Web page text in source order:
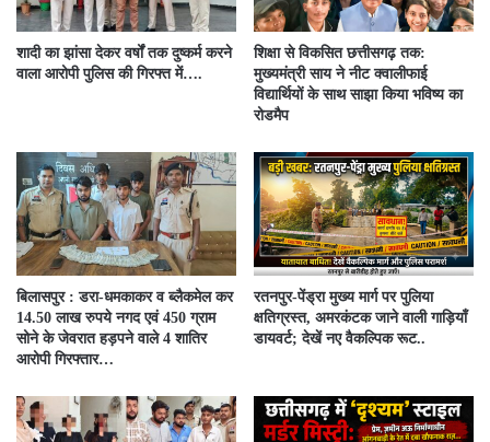
शादी का झांसा देकर वर्षों तक दुष्कर्म करने
वाला आरोपी पुलिस की गिरफ्त में….
शिक्षा से विकसित छत्तीसगढ़ तक:
मुख्यमंत्री साय ने नीट क्वालीफाई
विद्यार्थियों के साथ साझा किया भविष्य का
रोडमैप
बिलासपुर : डरा-धमकाकर व ब्लैकमेल कर
14.50 लाख रुपये नगद एवं 450 ग्राम
सोने के जेवरात हड़पने वाले 4 शातिर
आरोपी गिरफ्तार…
रतनपुर-पेंड्रा मुख्य मार्ग पर पुलिया
क्षतिग्रस्त, अमरकंटक जाने वाली गाड़ियाँ
डायवर्ट; देखें नए वैकल्पिक रूट..